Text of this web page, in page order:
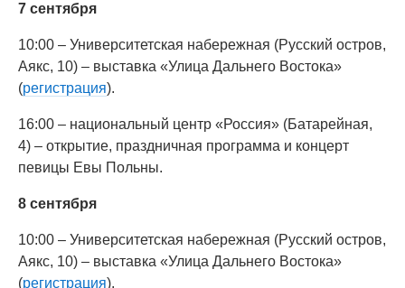
7 сентября
10:00 – Университетская набережная (Русский остров,
Аякс, 10) – выставка «Улица Дальнего Востока»
(регистрация).
16:00 – национальный центр «Россия» (Батарейная,
4) – открытие, праздничная программа и концерт
певицы Евы Польны.
8 сентября
10:00 – Университетская набережная (Русский остров,
Аякс, 10) – выставка «Улица Дальнего Востока»
(регистрация).